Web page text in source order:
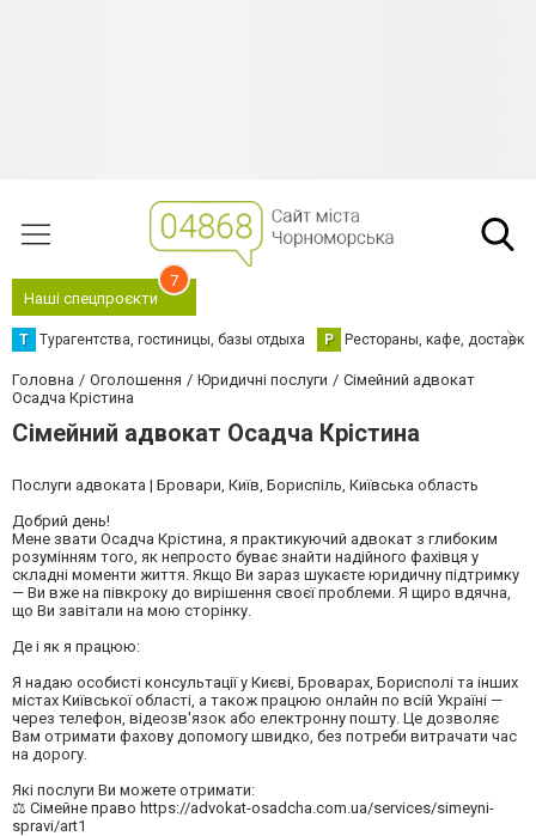
Наші спецпроєкти
7
Т Турагентства, гостиницы, базы отдыха Р Рестораны, кафе,
Головна Оголошення Юридичні послуги
Сімейний адвокат
Осадча Крістина
Сімейний адвокат Осадча Крістина
Послуги адвоката | Бровари, Київ, Бориспіль, Київська область
Добрий день!
Мене звати Осадча Крістина, я практикуючий адвокат з глибоким
розумінням того, як непросто буває знайти надійного фахівця у
складні моменти життя. Якщо Ви зараз шукаєте юридичну підтримку
— Ви вже на півкроку до вирішення своєї проблеми. Я щиро вдячна,
що Ви завітали на мою сторінку.
Де і як я працюю:
Я надаю особисті консультації у Києві, Броварах, Борисполі та інших
містах Київської області, а також працюю онлайн по всій Україні —
через телефон, відеозв'язок або електронну пошту. Це дозволяє
Вам отримати фахову допомогу швидко, без потреби витрачати час
на дорогу.
Які послуги Ви можете отримати:
⚖️ Сімейне право https://advokat-osadcha.com.ua/services/simeyni-
spravi/art1